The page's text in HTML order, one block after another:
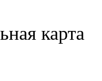
карта